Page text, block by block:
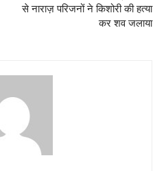
से नाराज़ परिजनों ने किशोरी की हत्या
कर शव जलाया